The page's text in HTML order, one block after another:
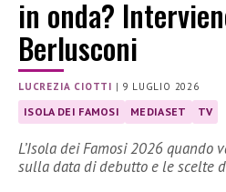
in onda?
Berlusconi
LUCREZIA CIOTTI | 9 LUGLIO 2026
ISOLA DEI FAMOSI MEDIASET TV
L’Isola dei Famosi 2026 quando
sulla data di debutto e le scelte